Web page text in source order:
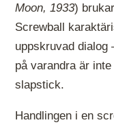
Moon, 1933)
Screwball
uppskruvad dialog
på varandra är
slapstick.
Handlingen i en